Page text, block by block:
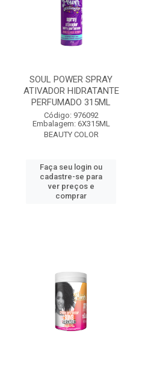
SOUL POWER SPRAY
ATIVADOR HIDRATANTE
PERFUMADO 315ML
Código: 976092
Embalagem: 6X315ML
BEAUTY COLOR
Faça seu login ou
cadastre-se para
ver preços e
comprar